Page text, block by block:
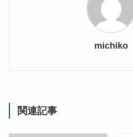
michiko
関連記事